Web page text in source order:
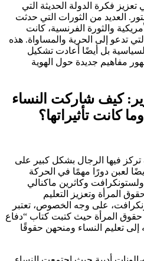
فكرة الدولة الحديثة التي
العديد من الثورات التي حدثت
والثورة الفرنسية، كانت
تدعو إلى الحرية والمساواة. هذه
بل أيضًا أعادت تشكيل
مفاهيم جديدة حول الهوية
كيف شاركت النساء
كانت تأثيراتها؟
تركز فيها الرجال بشكل كبير على
لعبن دورًا مهمًا في الحركة
وكاثرين ماكنالي
المرأة وتعزيز التعليم
على وجه الخصوص، تعتبر
حقوق المرأة حيث كتبت كتاب “دفاع
تعليم النساء ومنحهن حقوقًا